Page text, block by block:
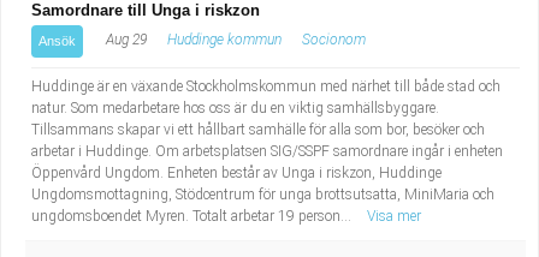
Samordnare till Unga i riskzon
Ansök Aug 29 Huddinge kommun Socionom
Huddinge är en växande Stockholmskommun med närhet till både stad och
natur. Som medarbetare hos oss är du en viktig samhällsbyggare.
Tillsammans skapar vi ett hållbart samhälle för alla som bor, besöker och
arbetar i Huddinge. Om arbetsplatsen SIG/SSPF samordnare ingår i enheten
Öppenvård Ungdom. Enheten består av Unga i riskzon, Huddinge
Ungdomsmottagning, Stödcentrum för unga brottsutsatta, MiniMaria och
ungdomsboendet Myren. Totalt arbetar 19 person...
Visa mer